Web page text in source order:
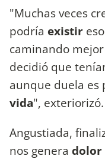
"Muchas veces
podría existir
caminando
decidió que
aunque duela es
vida", exteriorizó.
Angustiada,
nos genera dolor